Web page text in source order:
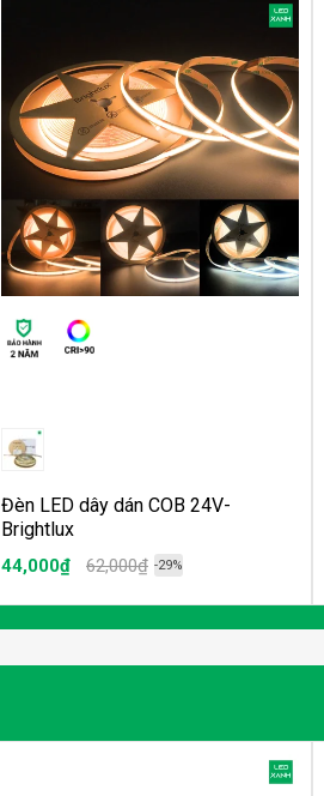
Đèn LED dây dán COB 24V-
Brightlux
44,000₫ 62,000₫ -29%